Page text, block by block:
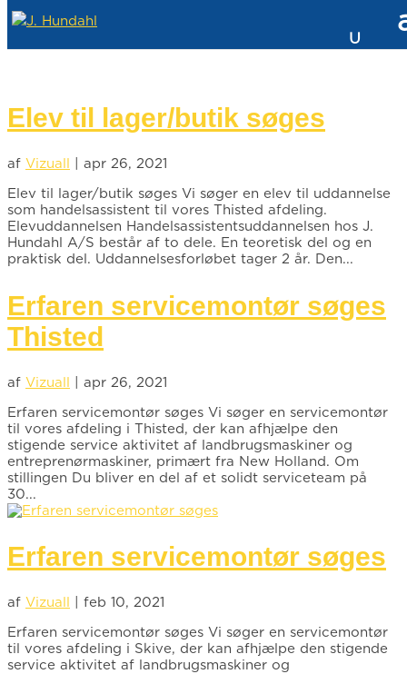
Elev til lager/butik søges
af Vizuall apr 26, 2021
Elev til lager/butik søges Vi søger en elev til uddannelse
som handelsassistent til vores Thisted afdeling.
Elevuddannelsen Handelsassistentsuddannelsen hos J.
Hundahl A/S består af to dele. En teoretisk del og en
praktisk del. Uddannelsesforløbet tager 2 år. Den...
Erfaren servicemontør søges
Thisted
af Vizuall apr 26, 2021
Erfaren servicemontør søges Vi søger en servicemontør
til vores afdeling i Thisted, der kan afhjælpe den
stigende service aktivitet af landbrugsmaskiner og
entreprenørmaskiner, primært fra New Holland. Om
stillingen Du bliver en del af et solidt serviceteam på
30...
Erfaren servicemontør søges
af Vizuall feb 10, 2021
Erfaren servicemontør søges Vi søger en servicemontør
til vores afdeling i Skive, der kan afhjælpe den stigende
service aktivitet af landbrugsmaskiner og